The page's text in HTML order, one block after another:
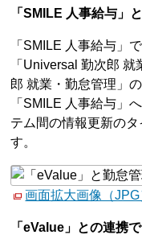
「SMILE 人事給与」
「SMILE 人事給与」
「Universal 勤次郎
郎 就業・勤怠管理」
「SMILE 人事給与」
テム間の情報更新の
す。
画面拡大画像（
「eValue」との連携